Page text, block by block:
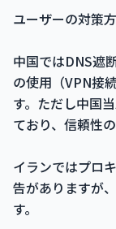
ユーザーの対策
中国ではDNS遮
の使用（VPN接
す。ただし中国
ており、信頼性
イランではプロ
告がありますが
す。